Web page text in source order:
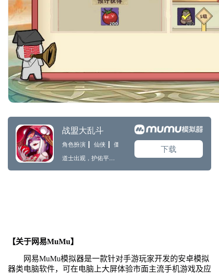
【关于网易MuMu】
网易MuMu模拟器是一款针对手游玩家开发的安卓模拟
器类电脑软件，可在电脑上大屏体验市面主流手机游戏及应